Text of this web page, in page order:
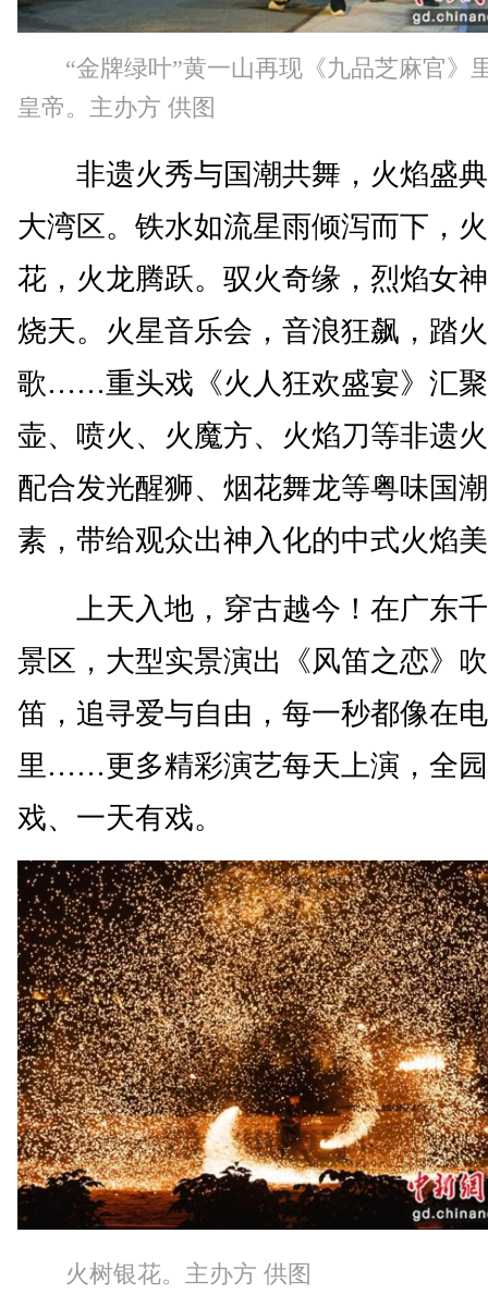
“金牌绿叶”黄一山再现《九品芝麻官》
皇帝。主办方 供图
非遗火秀与国潮共舞，火焰盛
大湾区。铁水如流星雨倾泻而下，
花，火龙腾跃。驭火奇缘，烈焰女
烧天。火星音乐会，音浪狂飙，踏
歌……重头戏《火人狂欢盛宴》汇
壶、喷火、火魔方、火焰刀等非遗
配合发光醒狮、烟花舞龙等粤味国
素，带给观众出神入化的中式火焰
上天入地，穿古越今！在广东
景区，大型实景演出《风笛之恋》
笛，追寻爱与自由，每一秒都像在
里……更多精彩演艺每天上演，全
戏、一天有戏。
火树银花。主办方 供图